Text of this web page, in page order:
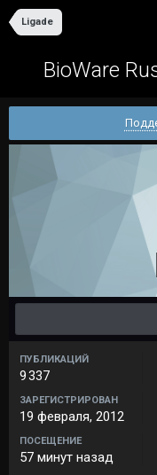
Ligade
BioWare
ПУБЛИКАЦИЙ
9 337
ЗАРЕГИСТРИРОВАН
19 февраля, 2012
ПОСЕЩЕНИЕ
57 минут назад